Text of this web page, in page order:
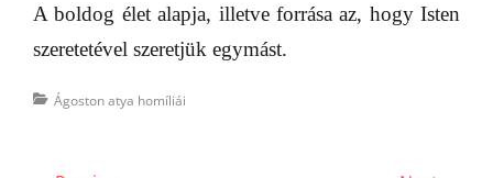
A boldog élet alapja, illetve forrása az, hogy Isten
szeretetével szeretjük egymást.
Categories
Ágoston atya homíliái